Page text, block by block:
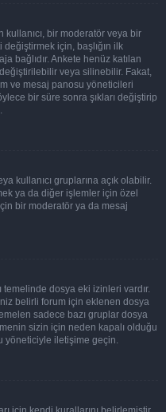
bir moderatör veya bir
için, başlığın ilk
bağlıdır. Ankete henüz katılan
değiştirilebilir veya silinebilir. Fakat,
ve mesaj panosu yöneticileri
bir süre sonra şıkları değiştirip
kullanıcı gruplarına açık olabilir.
ya da diğer işlemler için özel
bir moderatör ya da mesaj
temelinde dosya eki izinleri vardır.
belirli forum için eklenen dosya
sadece bazı gruplar dosya
sizin için neden kapalı olduğu
yöneticiyle iletişime geçin.